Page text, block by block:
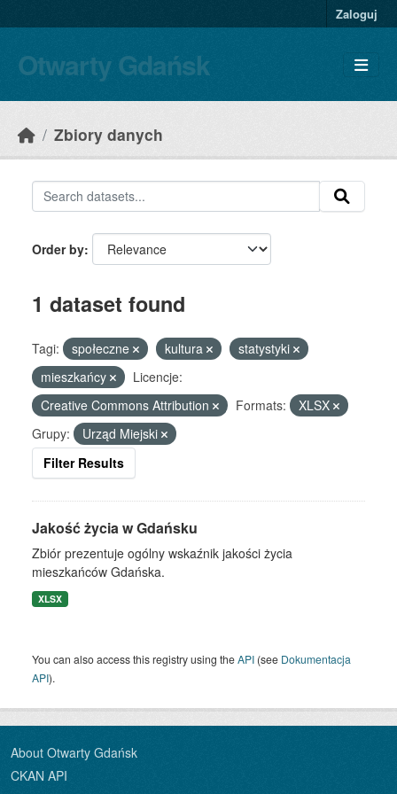
Zaloguj
Otwarty Gdańsk
Zbiory danych
Order by
1 dataset found
Tagi: społeczne kultura
statystyki
mieszkańcy
Licencje:
Creative Commons Attribution
Formats:
XLSX
Grupy:
Urząd Miejski
Filter Results
Jakość życia w Gdańsku
Zbiór prezentuje ogólny wskaźnik jakości życia
mieszkańców Gdańska.
XLSX
You can also access this registry using theAPI (see Dokumentacja
API).
About Otwarty Gdańsk
CKAN API